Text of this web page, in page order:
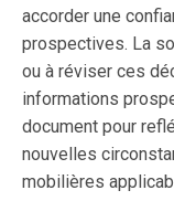
accorder une
prospectives. La
ou à réviser ces
informations
document pour
nouvelles
mobilières